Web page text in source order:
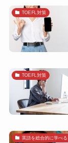
TOEFL対策
TOEFL対策
英語を総合的に学べる